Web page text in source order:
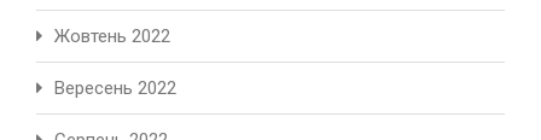
Жовтень 2022
Вересень 2022